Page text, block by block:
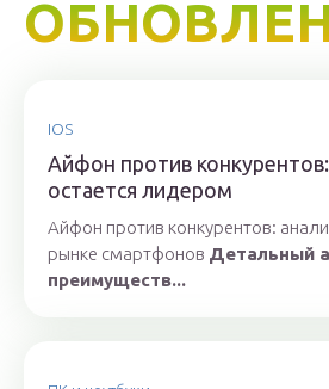
IOS
Айфон против
остается лидером
Айфон против конкурентов:
рынке смартфонов Детальный
преимуществ...